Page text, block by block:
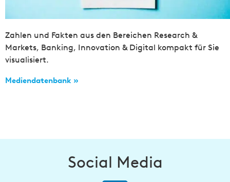
Zahlen und Fakten aus den Bereichen Research &
Markets, Banking, Innovation & Digital kompakt für Sie
visualisiert.
Mediendatenbank »
Social Media